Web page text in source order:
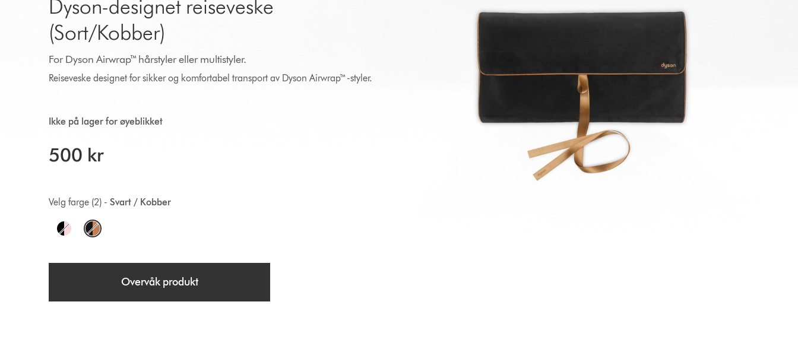
Dyson-designet reiseveske
(Sort/Kobber)
For Dyson Airwrap™ hårstyler eller multistyler.
Reiseveske designet for sikker og komfortabel transport av Dyson Airwrap™-styler.
Ikke på lager for øyeblikket
500 kr
Svart / Kobber
Velg farge (2) -
O
t
Overvåk produkt